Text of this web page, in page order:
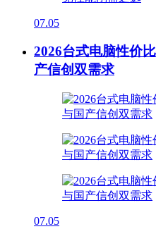
07.05
2026台式电脑性价
产信创双需求
07.05